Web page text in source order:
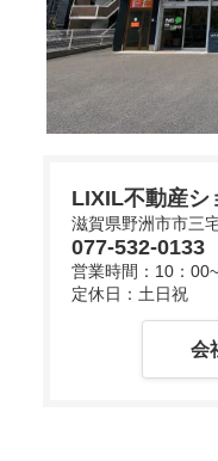
LIXIL不動産シ
滋賀県野洲市市三
077-532-0133
営業時間：10：
定休日：土日祝
会